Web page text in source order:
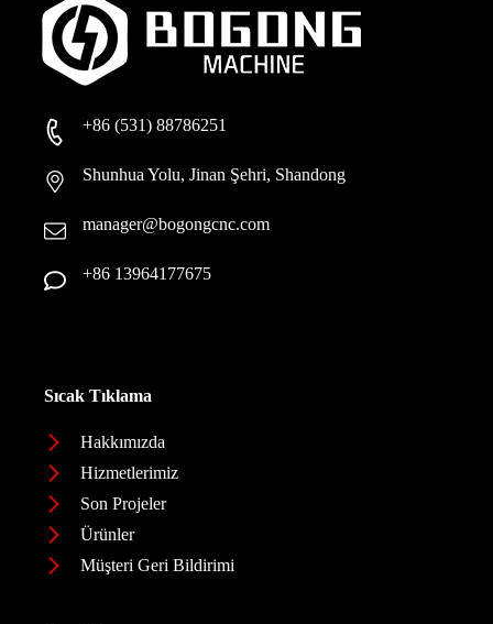
+86 (531) 88786251
Shunhua Yolu, Jinan Şehri, Shandong
manager@bogongcnc.com
+86 13964177675
Sıcak Tıklama
Hakkımızda
Hizmetlerimiz
Son Projeler
Ürünler
Müşteri Geri Bildirimi